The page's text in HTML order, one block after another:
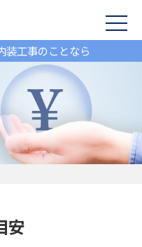
装工事のことなら
安